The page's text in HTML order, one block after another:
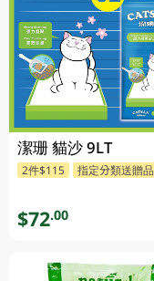
潔珊 貓沙 9LT
2件$115 指定分類送贈品
$72.00